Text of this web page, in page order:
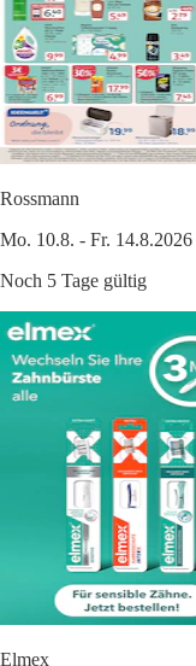
Rossmann
Mo. 10.8. - Fr. 14.8.2026
Noch 5 Tage gültig
Elmex